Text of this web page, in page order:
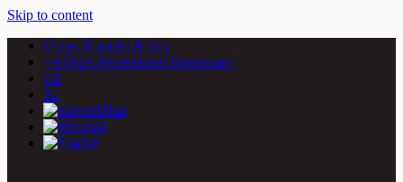
Skip to content
O nas, Kontakt & Info
~AQHA Professional Horseman~
FB
IG